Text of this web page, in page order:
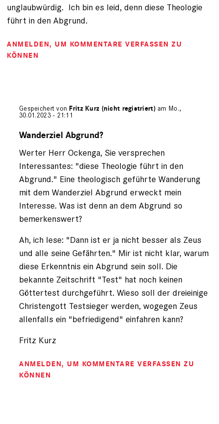
unglaubwürdig. Ich bin es leid, denn diese Theologie
führt in den Abgrund.
ANMELDEN, UM KOMMENTARE VERFASSEN ZU
KÖNNEN
Gespeichert von Fritz Kurz (nicht registriert)am Mo.,
30.01.2023 - 21:11
auf
Ockenga
(nicht
Wanderziel Abgrund?
Werter Herr Ockenga, Sie versprechen
Interessantes: "diese Theologie führt in den
Abgrund." Eine theologisch geführte Wanderung
mit dem Wanderziel Abgrund erweckt mein
Interesse. Was ist denn an dem Abgrund so
bemerkenswert?
Ah, ich lese: "Dann ist er ja nicht besser als Zeus
und alle seine Gefährten." Mir ist nicht klar, warum
diese Erkenntnis ein Abgrund sein soll. Die
bekannte Zeitschrift "Test" hat noch keinen
Göttertest durchgeführt. Wieso soll der dreieinige
Christengott Testsieger werden, wogegen Zeus
allenfalls ein "befriedigend" einfahren kann?
Fritz Kurz
ANMELDEN, UM KOMMENTARE VERFASSEN ZU
KÖNNEN